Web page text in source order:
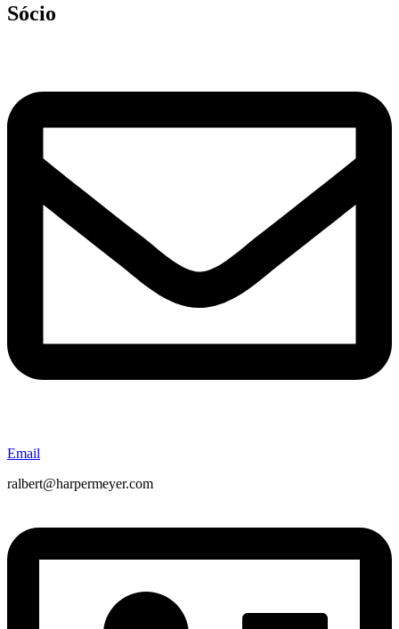
Sócio
Email
ralbert@harpermeyer.com